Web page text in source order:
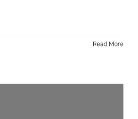
Read More